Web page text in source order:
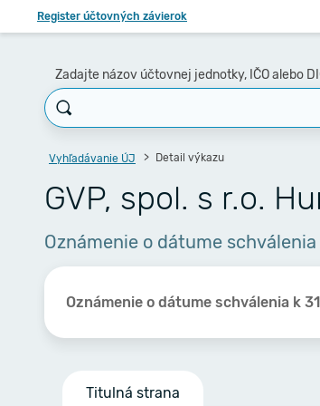
Register účtovných závierok
Zadajte názov účtovnej jednotky, IČO alebo
Vyhľadávanie ÚJ Detail výkazu
GVP, spol. s r.o.
Oznámenie o dátume
Oznámenie o dátume schválenia k
Titulná strana